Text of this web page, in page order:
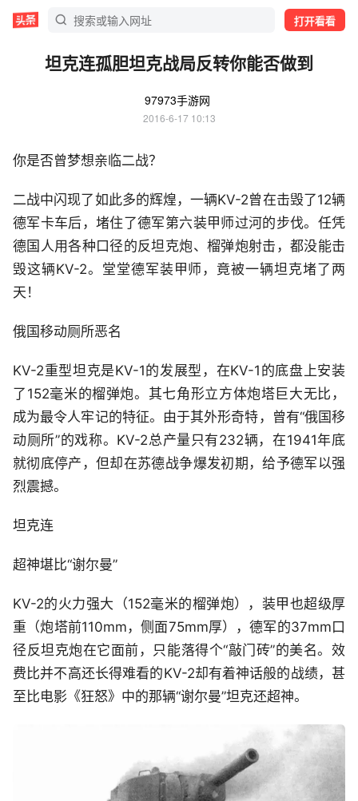
打开看看
坦克连孤胆坦克战局反转你能否做到
97973手游网
2016-6-17 10:13
你是否曾梦想亲临二战？
二战中闪现了如此多的辉煌，一辆KV-2曾在击毁了12辆
德军卡车后，堵住了德军第六装甲师过河的步伐。任凭
德国人用各种口径的反坦克炮、榴弹炮射击，都没能击
毁这辆KV-2。堂堂德军装甲师，竟被一辆坦克堵了两
天！
俄国移动厕所恶名
KV-2重型坦克是KV-1的发展型，在KV-1的底盘上安装
了152毫米的榴弹炮。其七角形立方体炮塔巨大无比，
成为最令人牢记的特征。由于其外形奇特，曾有“俄国移
动厕所”的戏称。KV-2总产量只有232辆，在1941年底
就彻底停产，但却在苏德战争爆发初期，给予德军以强
烈震撼。
坦克连
超神堪比“谢尔曼”
KV-2的火力强大（152毫米的榴弹炮），装甲也超级厚
重（炮塔前110mm，侧面75mm厚），德军的37mm口
径反坦克炮在它面前，只能落得个“敲门砖”的美名。效
费比并不高还长得难看的KV-2却有着神话般的战绩，甚
至比电影《狂怒》中的那辆“谢尔曼”坦克还超神。